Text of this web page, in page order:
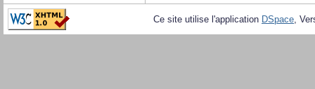
Ce site utilise l'application DSpace,